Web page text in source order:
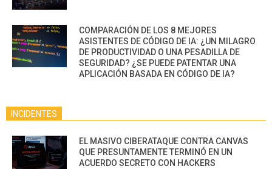
COMPARACIÓN DE LOS 8 MEJORES
ASISTENTES DE CÓDIGO DE IA: ¿UN MILAGRO
DE PRODUCTIVIDAD O UNA PESADILLA DE
SEGURIDAD? ¿SE PUEDE PATENTAR UNA
APLICACIÓN BASADA EN CÓDIGO DE IA?
INCIDENTES
EL MASIVO CIBERATAQUE CONTRA CANVAS
QUE PRESUNTAMENTE TERMINÓ EN UN
ACUERDO SECRETO CON HACKERS